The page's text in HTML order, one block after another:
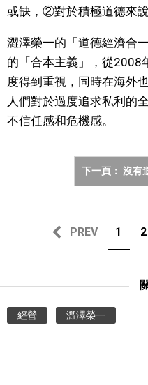
家庭
醫療健康
編輯部通知
或缺，②對於積極道德來說
澀澤榮一的「道德經濟合
的「合本主義」，從2008
度得到重視，同時在海外
人們對於過度追求私利的
不信任感和危機感。
下一頁： 沒有
PREV 1 2
經營 澀澤榮一